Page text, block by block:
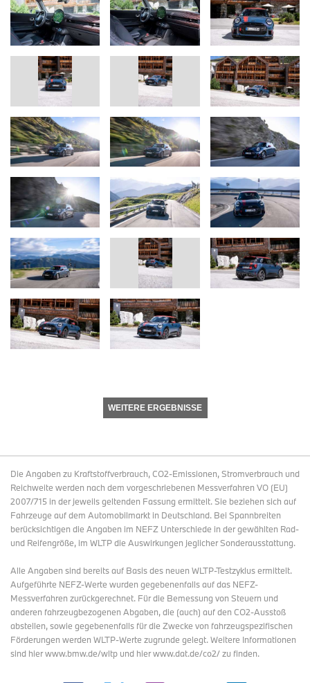
WEITERE ERGEBNISSE
Die Angaben zu Kraftstoffverbrauch, CO2-Emissionen, Stromverbrauch und
Reichweite werden nach dem vorgeschriebenen Messverfahren VO (EU)
2007/715 in der jeweils geltenden Fassung ermittelt. Sie beziehen sich auf
Fahrzeuge auf dem Automobilmarkt in Deutschland. Bei Spannbreiten
berücksichtigen die Angaben im NEFZ Unterschiede in der gewählten Rad-
und Reifengröße, im WLTP die Auswirkungen jeglicher Sonderausstattung.
Alle Angaben sind bereits auf Basis des neuen WLTP-Testzyklus ermittelt.
Aufgeführte NEFZ-Werte wurden gegebenenfalls auf das NEFZ-
Messverfahren zurückgerechnet. Für die Bemessung von Steuern und
anderen fahrzeugbezogenen Abgaben, die (auch) auf den CO2-Ausstoß
abstellen, sowie gegebenenfalls für die Zwecke von fahrzeugspezifischen
Förderungen werden WLTP-Werte zugrunde gelegt. Weitere Informationen
sind hier www.bmw.de/wltp und hier www.dat.de/co2/ zu finden.